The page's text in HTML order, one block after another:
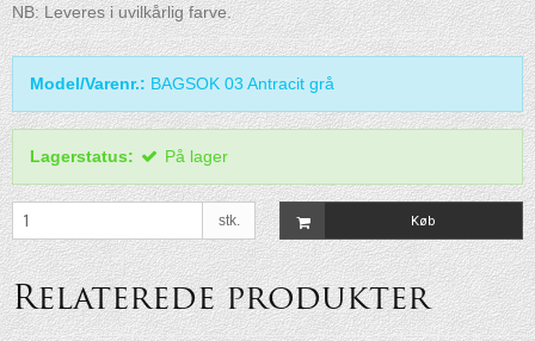
NB: Leveres i uvilkårlig farve.
Model/Varenr.: BAGSOK 03 Antracit grå
Lagerstatus: På lager
stk. Køb
Relaterede produkter